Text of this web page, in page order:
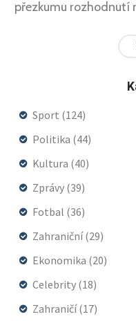
přezkumu rozhodnutí
Sport (124)
Politika (44)
Kultura (40)
Zprávy (39)
Fotbal (36)
Zahraniční(29)
Ekonomika (20)
Celebrity (18)
Zahraničí(17)